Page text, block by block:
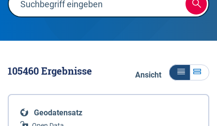
105460Ergebnisse Ansicht
Geodatensatz